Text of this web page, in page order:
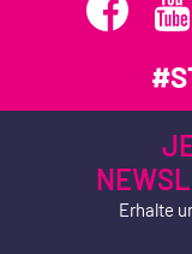
Erhalte